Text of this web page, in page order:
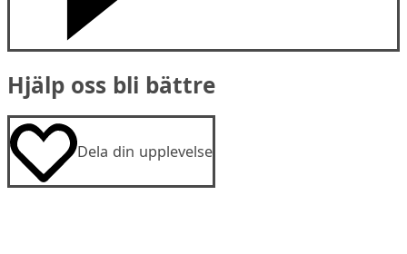
Hjälp oss bli bättre
Dela din upplevelse